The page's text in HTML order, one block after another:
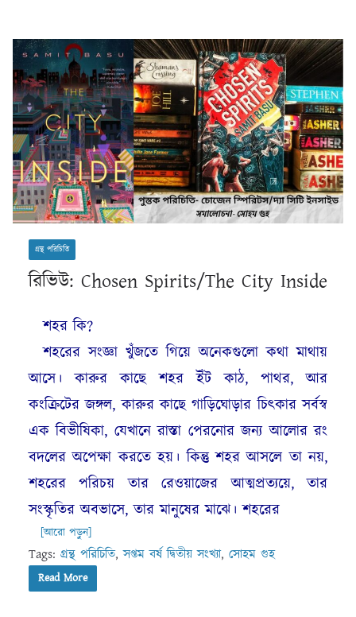
গ্রন্থ পরিচিতি
রিভিউ: Chosen Spirits/The City Inside
শহর কি?
শহরের সংজ্ঞা খুঁজতে গিয়ে অনেকগুলো কথা মাথায়
আসে। কারুর কাছে শহর ইঁট কাঠ, পাথর, আর
কংক্রিটের জঙ্গল, কারুর কাছে গাড়িঘোড়ার চিৎকার সর্বস্ব
এক বিভীষিকা, যেখানে রাস্তা পেরনোর জন্য আলোর রং
বদলের অপেক্ষা করতে হয়। কিন্তু শহর আসলে তা নয়,
শহরের পরিচয় তার রেওয়াজের আত্মপ্রত্যয়ে, তার
সংস্কৃতির অবভাসে, তার মানুষের মাঝে। শহরের
[আরো পড়ুন]
Tags: গ্রন্থ পরিচিতি,সপ্তম বর্ষ দ্বিতীয় সংখ্যা, সোহম গুহ
Read More